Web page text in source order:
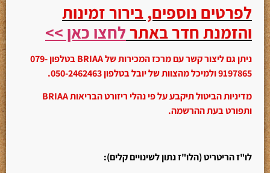
לפרטים נוספים, בירור זמינות
והזמנת חדר באתרלחצו כאן >>
ניתן גם ליצור קשר עם מרכז המכירות של BRIAA בטלפון 079-
9197865 ולמיכל מהצוות של יובל בטלפון 050-2462463.
מדיניות הביטול תיקבע על פי נהלי ריזורט הבריאותBRIAA
ותפורט בעת ההרשמה.
לו"ז הריטריט (הלו"ז נתון לשינויים קלים):